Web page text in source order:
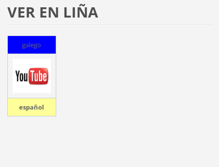
VER EN LIÑA
galego
español